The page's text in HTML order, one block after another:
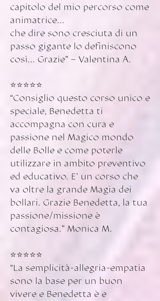
capitolo del mio percorso come
animatrice...
che dire sono cresciuta di un
passo gigante lo definiscono
così... Grazie” – Valentina A.
⭐️⭐️⭐️⭐️⭐️
“Consiglio questo corso unico e
speciale, Benedetta ti
accompagna con cura e
passione nel Magico mondo
delle Bolle e come poterle
utilizzare in ambito preventivo
ed educativo. E’ un corso che
va oltre la grande Magia dei
bollari. Grazie Benedetta, la tua
passione/missione è
contagiosa.” Monica M.
⭐️⭐️⭐️⭐️⭐️
“La semplicità-allegria-empatia
sono la base per un buon
vivere e Benedetta è e